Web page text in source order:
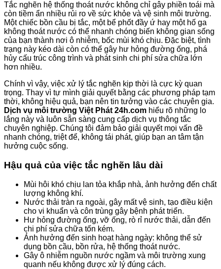
Tắc nghẽn hệ thống thoát nước không chỉ gây phiền toái mà
còn tiềm ẩn nhiều rủi ro về sức khỏe và vệ sinh môi trường.
Một chiếc bồn cầu bị tắc, một bể phốt đầy ứ hay một hố ga
không thoát nước có thể nhanh chóng biến không gian sống
của bạn thành nơi ô nhiễm, bốc mùi khó chịu. Đặc biệt, tình
trạng này kéo dài còn có thể gây hư hỏng đường ống, phá
hủy cấu trúc công trình và phát sinh chi phí sửa chữa lớn
hơn nhiều.
Chính vì vậy, việc xử lý tắc nghẽn kịp thời là cực kỳ quan
trọng. Thay vì tự mình giải quyết bằng các phương pháp tạm
thời, không hiệu quả, bạn nên tin tưởng vào các chuyên gia.
Dịch vụ môi trường Việt Phát 24h.com hiểu rõ những lo
lắng này và luôn sẵn sàng cung cấp dịch vụ thông tắc
chuyên nghiệp. Chúng tôi đảm bảo giải quyết mọi vấn đề
nhanh chóng, triệt để, không tái phát, giúp bạn an tâm tận
hưởng cuộc sống.
Hậu quả của việc tắc nghẽn lâu dài
Mùi hôi khó chịu lan tỏa khắp nhà, ảnh hưởng đến chất
lượng không khí.
Nước thải tràn ra ngoài, gây mất vệ sinh, tạo điều kiện
cho vi khuẩn và côn trùng gây bệnh phát triển.
Hư hỏng đường ống, vỡ ống, rò rỉ nước thải, dẫn đến
chi phí sửa chữa tốn kém.
Ảnh hưởng đến sinh hoạt hàng ngày: không thể sử
dụng bồn cầu, bồn rửa, hệ thống thoát nước.
Gây ô nhiễm nguồn nước ngầm và môi trường xung
quanh nếu không được xử lý đúng cách.